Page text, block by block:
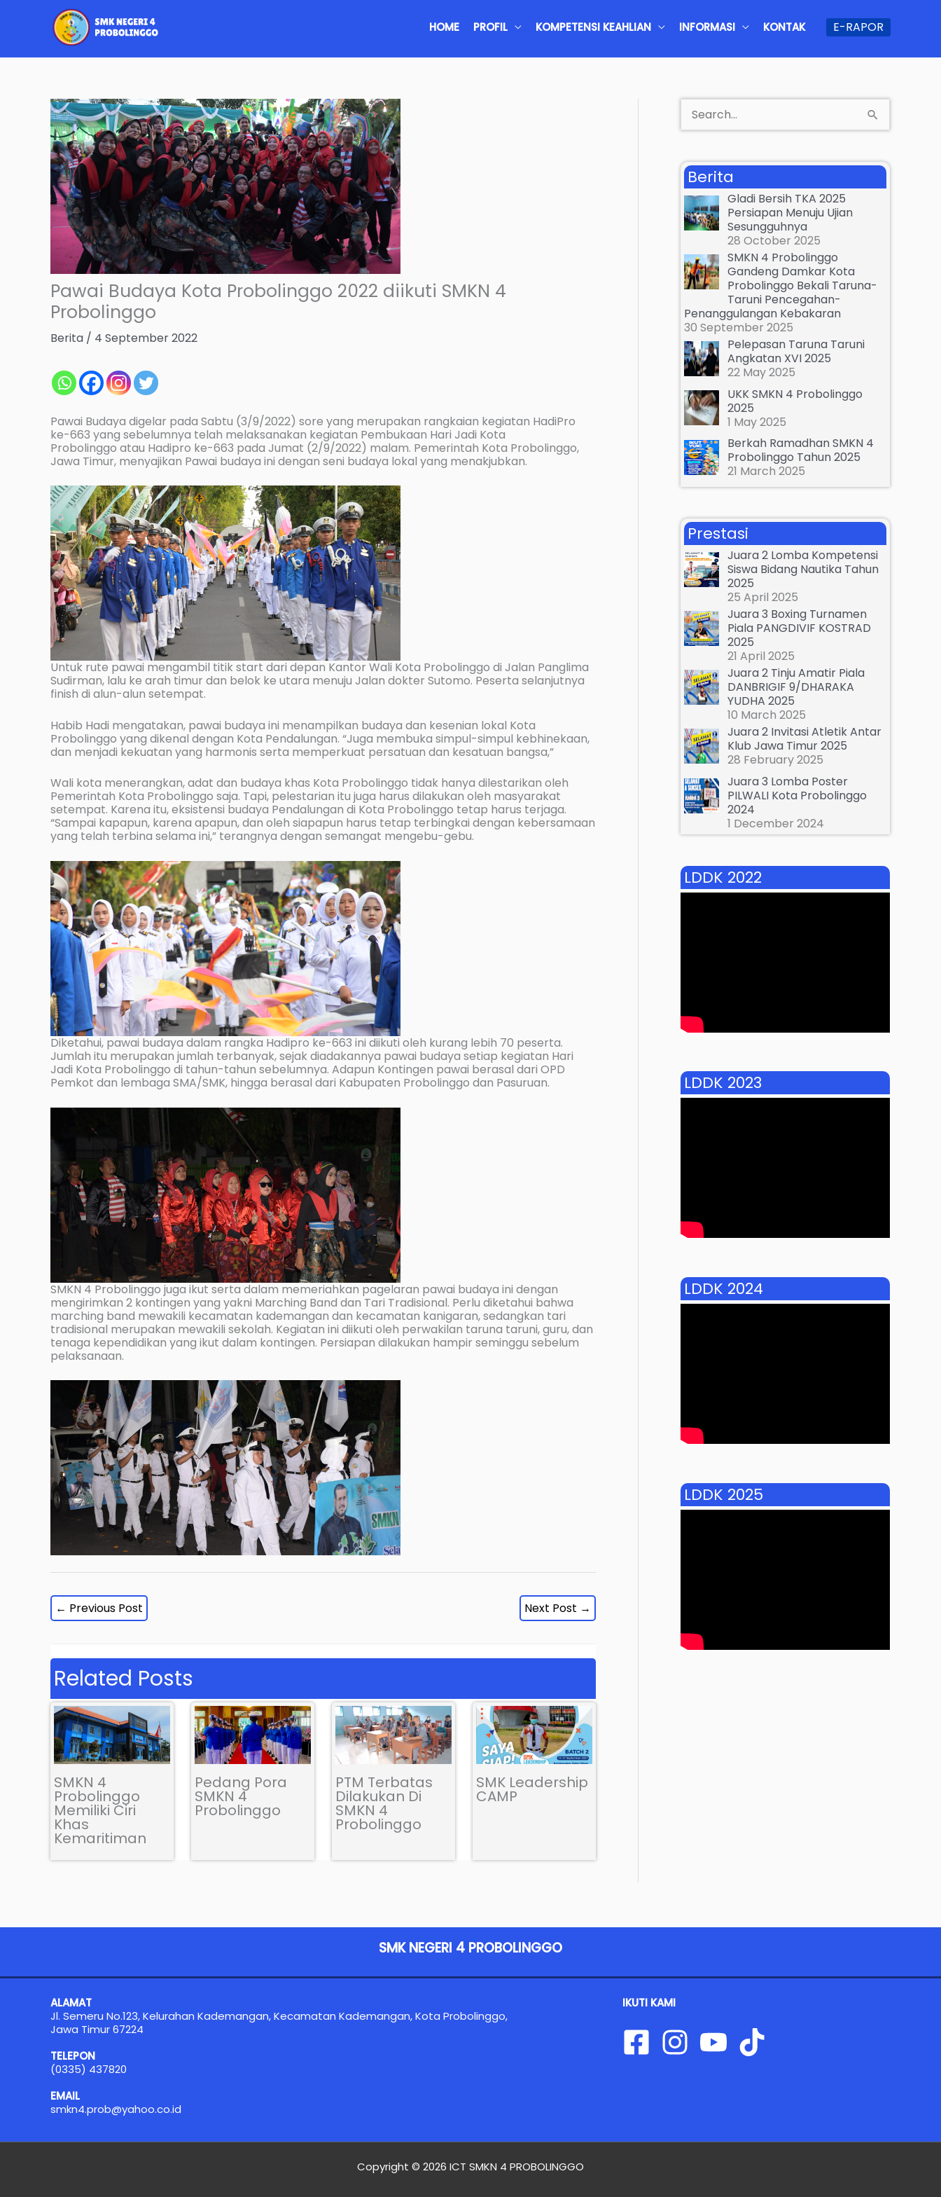
HOME PROFIL KOMPETENSI KEAHLIAN INFORMASI KONTAK E-RAPOR
Pawai Budaya Kota Probolinggo 2022 diikuti SMKN 4
Probolinggo
Berita / 4 September 2022
Pawai Budaya digelar pada Sabtu (3/9/2022) sore yang merupakan rangkaian kegiatan HadiPro
ke-663 yang sebelumnya telah melaksanakan kegiatan Pembukaan Hari Jadi Kota
Probolinggo atau Hadipro ke-663 pada Jumat (2/9/2022) malam. Pemerintah Kota Probolinggo,
Jawa Timur, menyajikan Pawai budaya ini dengan seni budaya lokal yang menakjubkan.
Untuk rute pawai mengambil titik start dari depan Kantor Wali Kota Probolinggo di Jalan Panglima
Sudirman, lalu ke arah timur dan belok ke utara menuju Jalan dokter Sutomo. Peserta selanjutnya
finish di alun-alun setempat.
Habib Hadi mengatakan, pawai budaya ini menampilkan budaya dan kesenian lokal Kota
Probolinggo yang dikenal dengan Kota Pendalungan. “Juga membuka simpul-simpul kebhinekaan,
dan menjadi kekuatan yang harmonis serta memperkuat persatuan dan kesatuan bangsa,”
Wali kota menerangkan, adat dan budaya khas Kota Probolinggo tidak hanya dilestarikan oleh
Pemerintah Kota Probolinggo saja. Tapi, pelestarian itu juga harus dilakukan oleh masyarakat
setempat. Karena itu, eksistensi budaya Pendalungan di Kota Probolinggo tetap harus terjaga.
“Sampai kapapun, karena apapun, dan oleh siapapun harus tetap terbingkai dengan kebersamaan
yang telah terbina selama ini,” terangnya dengan semangat mengebu-gebu.
Diketahui, pawai budaya dalam rangka Hadipro ke-663 ini diikuti oleh kurang lebih 70 peserta.
Jumlah itu merupakan jumlah terbanyak, sejak diadakannya pawai budaya setiap kegiatan Hari
Jadi Kota Probolinggo di tahun-tahun sebelumnya. Adapun Kontingen pawai berasal dari OPD
Pemkot dan lembaga SMA/SMK, hingga berasal dari Kabupaten Probolinggo dan Pasuruan.
SMKN 4 Probolinggo juga ikut serta dalam memeriahkan pagelaran pawai budaya ini dengan
mengirimkan 2 kontingen yang yakni Marching Band dan Tari Tradisional. Perlu diketahui bahwa
marching band mewakili kecamatan kademangan dan kecamatan kanigaran, sedangkan tari
tradisional merupakan mewakili sekolah. Kegiatan ini diikuti oleh perwakilan taruna taruni, guru, dan
tenaga kependidikan yang ikut dalam kontingen. Persiapan dilakukan hampir seminggu sebelum
pelaksanaan.
← Previous Post Next Post →
Related Posts
SMKN 4
Probolinggo
Memiliki Ciri
Khas
Kemaritiman
Pedang Pora
SMKN 4
Probolinggo
PTM Terbatas
Dilakukan Di
SMKN 4
Probolinggo
SMK Leadership
CAMP
a
c
h
o
Berita
Gladi Bersih TKA 2025
Persiapan Menuju Ujian
Sesungguhnya
28 October 2025
SMKN 4 Probolinggo
Gandeng Damkar Kota
Probolinggo Bekali Taruna-
Taruni Pencegahan-
Penanggulangan Kebakaran
30 September 2025
Pelepasan Taruna Taruni
Angkatan XVI 2025
22 May 2025
UKK SMKN 4 Probolinggo
2025
1 May 2025
Berkah Ramadhan SMKN 4
Probolinggo Tahun 2025
21 March 2025
Prestasi
Juara 2 Lomba Kompetensi
Siswa Bidang Nautika Tahun
2025
25 April 2025
Juara 3 Boxing Turnamen
Piala PANGDIVIF KOSTRAD
2025
21 April 2025
Juara 2 Tinju Amatir Piala
DANBRIGIF 9/DHARAKA
YUDHA 2025
10 March 2025
Juara 2 Invitasi Atletik Antar
Klub Jawa Timur 2025
28 February 2025
Juara 3 Lomba Poster
PILWALI Kota Probolinggo
2024
1 December 2024
LDDK 2022
LDDK 2023
LDDK 2024
LDDK 2025
SMK NEGERI 4 PROBOLINGGO
ALAMAT
Jl. Semeru No.123, Kelurahan Kademangan, Kecamatan Kademangan, Kota Probolinggo,
Jawa Timur 67224
TELEPON
(0335) 437820
EMAIL
smkn4.prob@yahoo.co.id
IKUTI KAMI
Copyright © 2026 ICT SMKN 4 PROBOLINGGO